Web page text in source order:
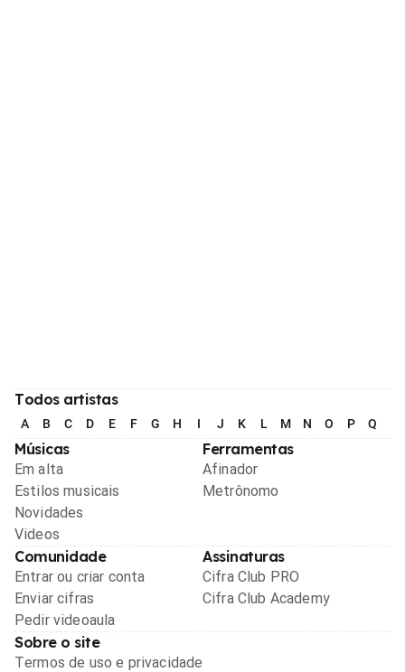
Todos artistas
A B C D E F G H I J K L M N O P Q
Músicas
Em alta
Estilos musicais
Novidades
Videos
Ferramentas
Afinador
Metrônomo
Comunidade
Entrar ou criar conta
Enviar cifras
Pedir videoaula
Assinaturas
Cifra Club PRO
Cifra Club Academy
Sobre o site
Termos de uso e privacidade